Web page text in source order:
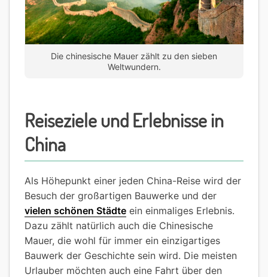
Die chinesische Mauer zählt zu den sieben
Weltwundern.
Reiseziele und Erlebnisse in
China
Als Höhepunkt einer jeden China-Reise wird der
Besuch der großartigen Bauwerke und der
vielen schönen Städte ein einmaliges Erlebnis.
Dazu zählt natürlich auch die Chinesische
Mauer, die wohl für immer ein einzigartiges
Bauwerk der Geschichte sein wird. Die meisten
Urlauber möchten auch eine Fahrt über den